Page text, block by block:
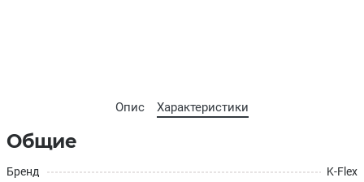
Опис Характеристики
Общие
Бренд
K-Flex